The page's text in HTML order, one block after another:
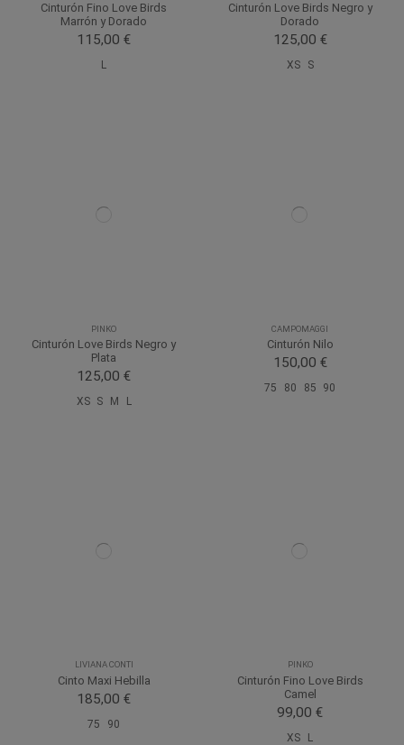
Cinturón Fino Love Birds
Marrón y Dorado
115,00 €
L
Cinturón Love Birds Negro y
Dorado
125,00 €
XS S
PINKO
Cinturón Love Birds Negro y
Plata
125,00 €
XS S M L
CAMPOMAGGI
Cinturón Nilo
150,00 €
75 80 85 90
LIVIANA CONTI
Cinto Maxi Hebilla
185,00 €
75 90
PINKO
Cinturón Fino Love Birds
Camel
99,00 €
XS L